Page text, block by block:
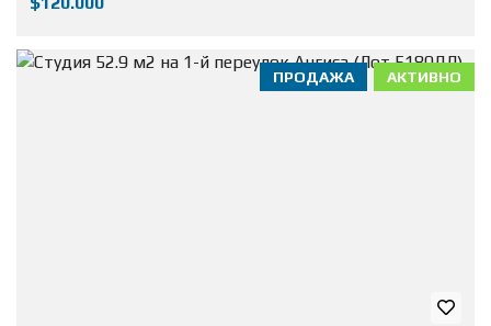
АКТИВНО
ПРОДАЖА